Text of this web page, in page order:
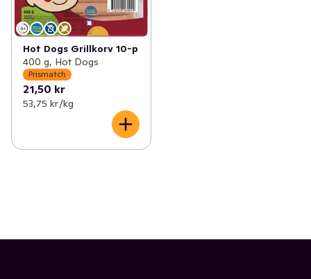
Hot Dogs Grillkorv 10-p
400 g, Hot Dogs
Prismatch
21,50 kr
53,75 kr /kg